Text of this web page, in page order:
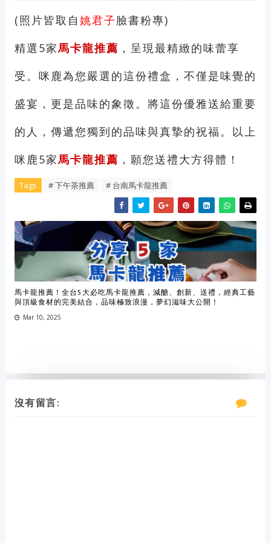
(照片皆取自 姚君子臉書粉專)
精選5家馬卡龍推薦 ，呈現最精緻的味蕾享
受。咪鹿為您嚴選的這份禮盒，不僅是味覺的
盛宴，更是品味的象徵。將這份優雅送給重要
的人，傳遞您獨到的品味與真摯的祝福。以上
咪鹿5家馬卡龍推薦 ，願您送禮大方得體！
Tags # 下午茶推薦 # 台南馬卡龍推薦
馬卡龍推薦！全台5大必吃馬卡龍推薦，減醣、創新、送禮，經典工藝
與頂級食材的完美結合，品味極致浪漫，夢幻滋味大公開！
Mar 10, 2025
沒有留言: